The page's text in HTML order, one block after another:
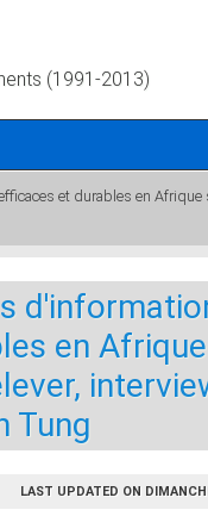
(1991-2013)
et durables en
en Afrique
Tung
LAST UPDATED ON